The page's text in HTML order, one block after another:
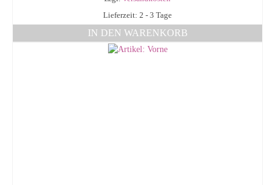
Lieferzeit: 2 - 3 Tage
IN DEN WARENKORB